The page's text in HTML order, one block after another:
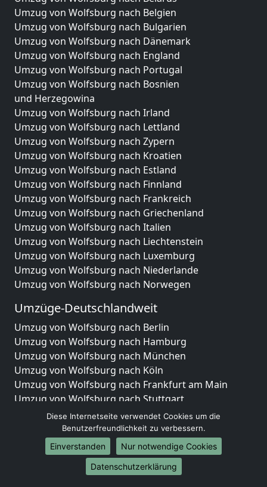
Umzug von Wolfsburg nach Belgien
Umzug von Wolfsburg nach Bulgarien
Umzug von Wolfsburg nach Dänemark
Umzug von Wolfsburg nach England
Umzug von Wolfsburg nach Portugal
Umzug von Wolfsburg nach Bosnien
und Herzegowina
Umzug von Wolfsburg nach Irland
Umzug von Wolfsburg nach Lettland
Umzug von Wolfsburg nach Zypern
Umzug von Wolfsburg nach Kroatien
Umzug von Wolfsburg nach Estland
Umzug von Wolfsburg nach Finnland
Umzug von Wolfsburg nach Frankreich
Umzug von Wolfsburg nach Griechenland
Umzug von Wolfsburg nach Italien
Umzug von Wolfsburg nach Liechtenstein
Umzug von Wolfsburg nach Luxemburg
Umzug von Wolfsburg nach Niederlande
Umzug von Wolfsburg nach Norwegen
Umzüge-Deutschlandweit
Umzug von Wolfsburg nach Berlin
Umzug von Wolfsburg nach Hamburg
Umzug von Wolfsburg nach München
Umzug von Wolfsburg nach Köln
Umzug von Wolfsburg nach Frankfurt am Main
Umzug von Wolfsburg nach Stuttgart
Umzug von Wolfsburg nach Düsseldorf
Umzug von Wolfsburg nach Leipzig
Umzug von Wolfsburg nach Dortmund
Umzug von Wolfsburg nach Essen
Umzug von Wolfsburg nach Bremen
Diese Internetseite verwendet Cookies um die
Benutzerfreundlichkeit zu verbessern.
Einverstanden
Nur notwendige Cookies
Datenschutzerklärung